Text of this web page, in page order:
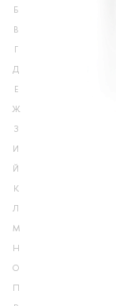
Б
В
Г
Д
Е
Ж
З
И
Й
К
Л
М
Н
О
П